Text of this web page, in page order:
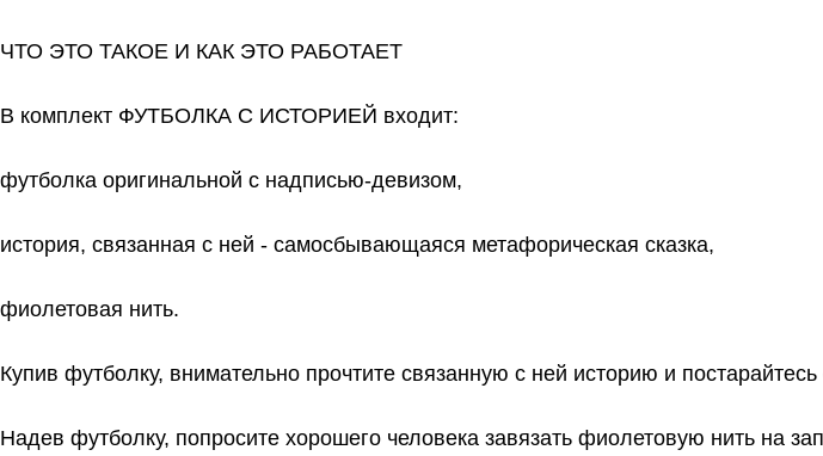
ЧТО ЭТО ТАКОЕ И КАК ЭТО РАБОТАЕТ
В комплект ФУТБОЛКА С ИСТОРИЕЙ входит:
футболка оригинальной с надписью-девизом,
история, связанная с ней - самосбывающаяся метафорическая сказка,
фиолетовая нить.
Купив футболку, внимательно прочтите связанную с ней историю и
Надев футболку, попросите хорошего человека завязать фиолетовую нить на